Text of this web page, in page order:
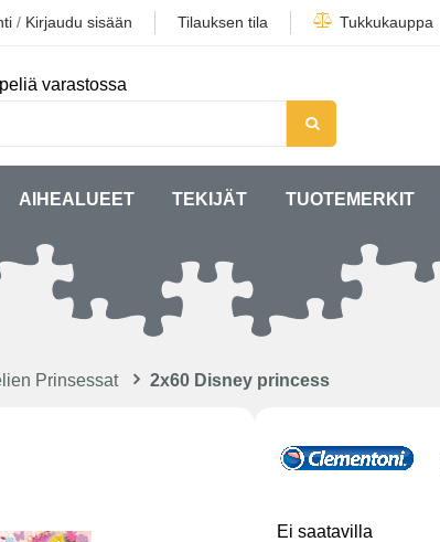
/ Kirjaudu sisään Tilauksen tila Tukkukauppa
varastossa
AIHEALUEET TEKIJÄT TUOTEMERKIT
Prinsessat 2x60 Disney princess
Ei saatavilla